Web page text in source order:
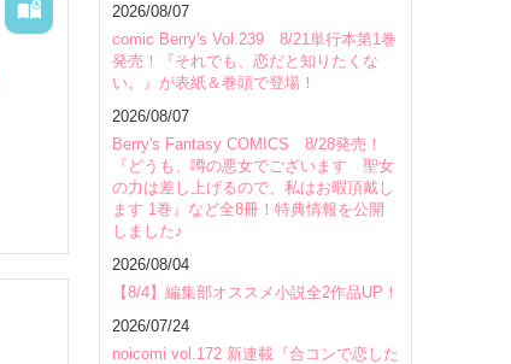
2026/08/07
comic Berry's Vol.239 8/21単行本第1巻
発売！『それでも、恋だと知りたくな
い。』が表紙＆巻頭で登場！
2026/08/07
Berry's Fantasy COMICS 8/28発売！
『どうも、噂の悪女でございます 聖女
の力は差し上げるので、私はお暇頂戴し
ます 1巻』など全8冊！特典情報を公開
しました♪
2026/08/04
【8/4】編集部オススメ小説全2作品UP！
2026/07/24
noicomi vol.172 新連載『合コンで恋した